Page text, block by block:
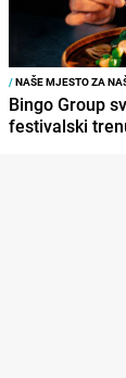
/NAŠE MJESTO ZA
Bingo Group
festivalski